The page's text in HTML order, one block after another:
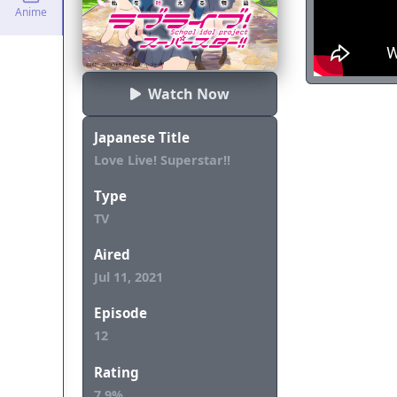
Anime
Watch Now
Japanese Title
Love Live! Superstar!!
Type
TV
Aired
Jul 11, 2021
Episode
12
Rating